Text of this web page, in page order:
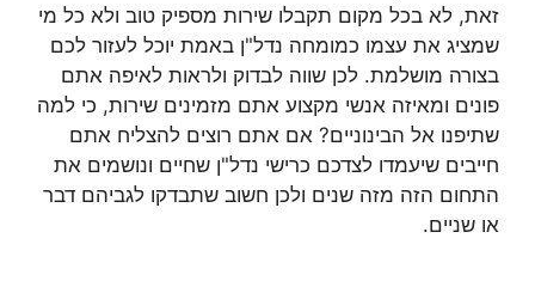
זאת, לא בכל מקום תקבלו שירות מספיק טוב ולא כל מי
שמציג את עצמו כמומחה נדל"ן באמת יוכל לעזור לכם
בצורה מושלמת. לכן שווה לבדוק ולראות לאיפה אתם
פונים ומאיזה אנשי מקצוע אתם מזמינים שירות, כי למה
שתיפנו אל הבינוניים? אם אתם רוצים להצליח אתם
חייבים שיעמדו לצדכם כרישי נדל"ן שחיים ונושמים את
התחום הזה מזה שנים ולכן חשוב שתבדקו לגביהם דבר
או שניים.